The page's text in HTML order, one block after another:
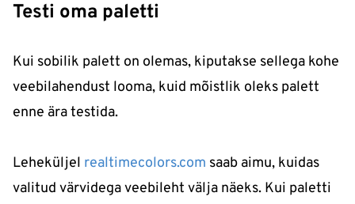
Testi oma paletti
Kui sobilik palett on olemas, kiputakse sellega kohe
veebilahendust looma, kuid mõistlik oleks palett
enne ära testida.
Leheküljel realtimecolors.com saab aimu, kuidas
valitud värvidega veebileht välja näeks. Kui paletti